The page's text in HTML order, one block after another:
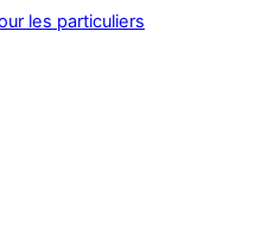
les particuliers